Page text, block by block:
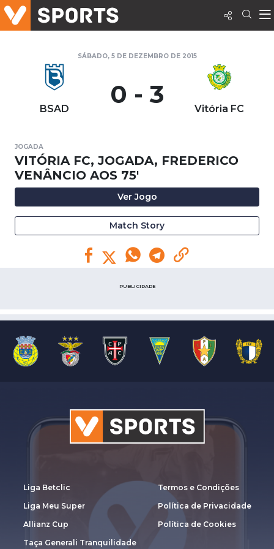
SÁBADO, 5 DE DEZEMBRO DE 2015
BSAD 0 - 3 Vitória FC
JOGADA
VITÓRIA FC, JOGADA, FREDERICO
VENÂNCIO AOS 75'
Ver Jogo
Match Story
PUBLICIDADE
Liga Betclic
Liga Meu Super
Allianz Cup
Taça Generali Tranquilidade
Termos e Condições
Política de Privacidade
Política de Cookies